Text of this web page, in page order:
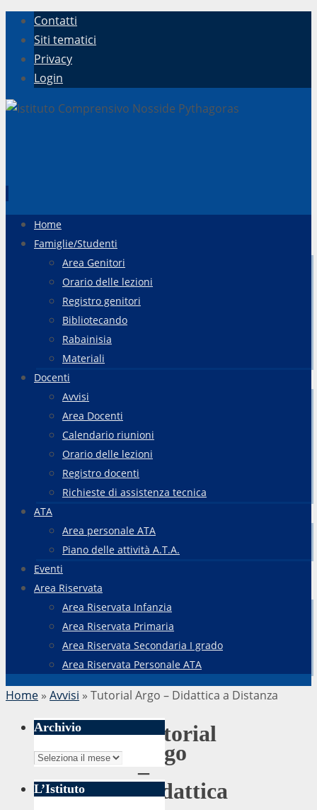
Contatti
Siti tematici
Privacy
Login
contenuto
Home
Famiglie/Studenti
Area Genitori
Orario delle lezioni
Registro genitori
Bibliotecando
Rabainisia
Materiali
Docenti
Avvisi
Area Docenti
Calendario riunioni
Orario delle lezioni
Registro docenti
Richieste di assistenza tecnica
ATA
Area personale ATA
Piano delle attività A.T.A.
Eventi
Area Riservata
Area Riservata Infanzia
Area Riservata Primaria
Area Riservata Secondaria I grado
Area Riservata Personale ATA
Home » Avvisi » Tutorial Argo – Didattica a Distanza
Tutorial
Argo
–
Didattica
Archivio
Archivio
L’Istituto